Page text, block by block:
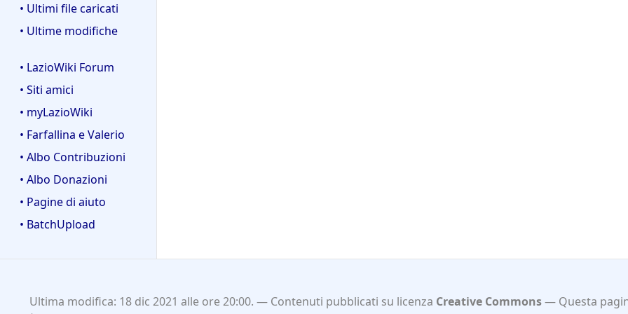
• Ultimi file caricati
• Ultime modifiche
• LazioWiki Forum
• Siti amici
• myLazioWiki
• Farfallina e Valerio
• Albo Contribuzioni
• Albo Donazioni
• Pagine di aiuto
• BatchUpload
Ultima modifica: 18 dic 2021 alle ore 20:00. Contenuti pubblicati su licenza Creative Commons
Questa